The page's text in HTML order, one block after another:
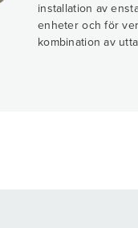
installation av
enheter och för
kombination av